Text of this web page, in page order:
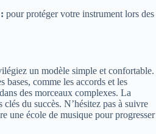
pour protéger votre instrument lors des
un modèle simple et confortable.
bases, comme les accords et les
des morceaux complexes. La
du succès. N’hésitez pas à suivre
une école de musique pour progresser